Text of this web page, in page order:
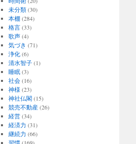
未分類(30)
本棚(284)
格言(33)
歌声(4)
気づき (71)
浄化(6)
清水智子(1)
睡眠(3)
社会(16)
神様(23)
神社仏閣(15)
競売不動産(26)
経営(34)
経済力 (31)
継続力 (66)